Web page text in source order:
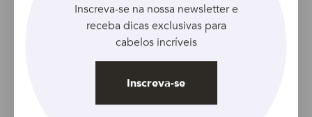
Hora do toque final!
detalhe faz total diferença no resultado final e confere
Inscreva-se na nossa newsletter e
receba dicas exclusivas para
cabelos incríveis
Inscreva-se